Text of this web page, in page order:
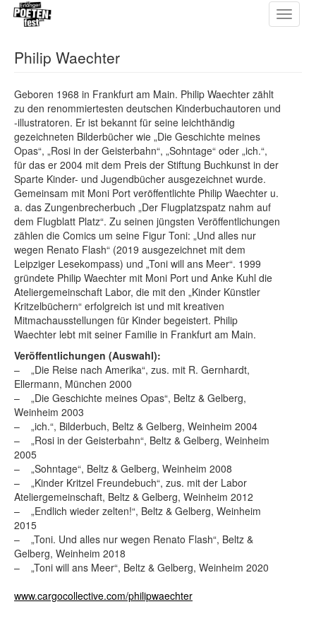
Direkt
Inhalt
Toggle
Philip Waechter
Geboren 1968 in Frankfurt am Main. Philip Waechter zählt
zu den renommiertesten deutschen Kinderbuchautoren und
-illustratoren. Er ist bekannt für seine leichthändig
gezeichneten Bilderbücher wie „Die Geschichte meines
Opas“, „Rosi in der Geisterbahn“, „Sohntage“ oder „ich.“,
für das er 2004 mit dem Preis der Stiftung Buchkunst in der
Sparte Kinder- und Jugendbücher ausgezeichnet wurde.
Gemeinsam mit Moni Port veröffentlichte Philip Waechter u.
a. das Zungenbrecherbuch „Der Flugplatzspatz nahm auf
dem Flugblatt Platz“. Zu seinen jüngsten Veröffentlichungen
zählen die Comics um seine Figur Toni: „Und alles nur
wegen Renato Flash“ (2019 ausgezeichnet mit dem
Leipziger Lesekompass) und „Toni will ans Meer“. 1999
gründete Philip Waechter mit Moni Port und Anke Kuhl die
Ateliergemeinschaft Labor, die mit den „Kinder Künstler
Kritzelbüchern“ erfolgreich ist und mit kreativen
Mitmachausstellungen für Kinder begeistert. Philip
Waechter lebt mit seiner Familie in Frankfurt am Main.
Veröffentlichungen (Auswahl):
– „Die Reise nach Amerika“, zus. mit R. Gernhardt,
Ellermann, München 2000
– „Die Geschichte meines Opas“, Beltz & Gelberg,
Weinheim 2003
– „ich.“, Bilderbuch, Beltz & Gelberg, Weinheim 2004
– „Rosi in der Geisterbahn“, Beltz & Gelberg, Weinheim
2005
– „Sohntage“, Beltz & Gelberg, Weinheim 2008
– „Kinder Kritzel Freundebuch“, zus. mit der Labor
Ateliergemeinschaft, Beltz & Gelberg, Weinheim 2012
– „Endlich wieder zelten!“, Beltz & Gelberg, Weinheim
2015
– „Toni. Und alles nur wegen Renato Flash“, Beltz &
Gelberg, Weinheim 2018
– „Toni will ans Meer“, Beltz & Gelberg, Weinheim 2020
www.cargocollective.com/philipwaechter